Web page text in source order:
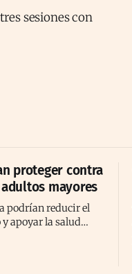
sesiones con
proteger contra
mayores
podrían reducir el
apoyar la salud